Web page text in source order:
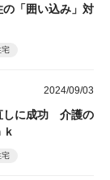
「囲い込み」対
宅
2024/09/03
しに成功 介護の
宅